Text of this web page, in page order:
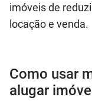
imóveis de
locação e venda.
Como usar
alugar